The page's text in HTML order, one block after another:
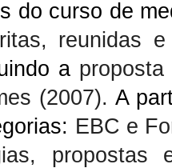
do curso de
reunidas
a
(2007). A
EBC e